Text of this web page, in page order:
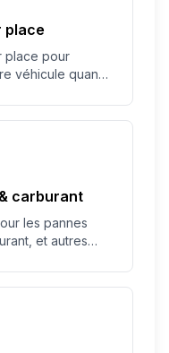
place
place pour
véhicule quand
carburant
les pannes
et autres